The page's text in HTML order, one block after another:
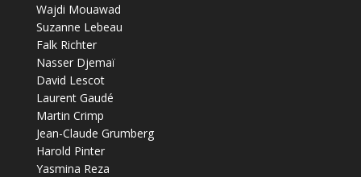
Wajdi Mouawad
Suzanne Lebeau
Falk Richter
Nasser Djemaï
David Lescot
Laurent Gaudé
Martin Crimp
Jean-Claude Grumberg
Harold Pinter
Yasmina Reza